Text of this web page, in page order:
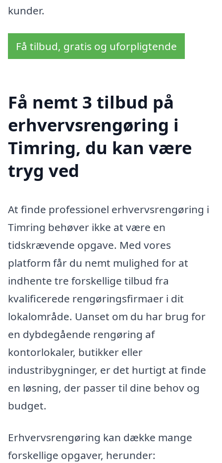
kunder.
Få tilbud, gratis og uforpligtende
Få nemt 3 tilbud på
erhvervsrengøring i
Timring, du kan være
tryg ved
At finde professionel erhvervsrengøring i
Timring behøver ikke at være en
tidskrævende opgave. Med vores
platform får du nemt mulighed for at
indhente tre forskellige tilbud fra
kvalificerede rengøringsfirmaer i dit
lokalområde. Uanset om du har brug for
en dybdegående rengøring af
kontorlokaler, butikker eller
industribygninger, er det hurtigt at finde
en løsning, der passer til dine behov og
budget.
Erhvervsrengøring kan dække mange
forskellige opgaver, herunder: